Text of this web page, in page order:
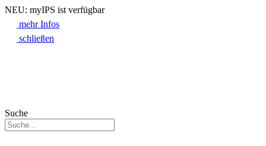
NEU: myIPS ist verfügbar
mehr Infos
schließen
Suche